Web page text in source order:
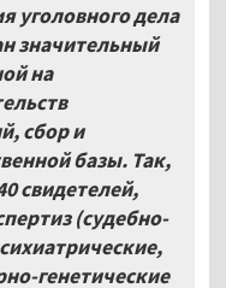
уголовного дела
значительный
на
сбор и
базы. Так,
свидетелей,
(судебно-
генетические